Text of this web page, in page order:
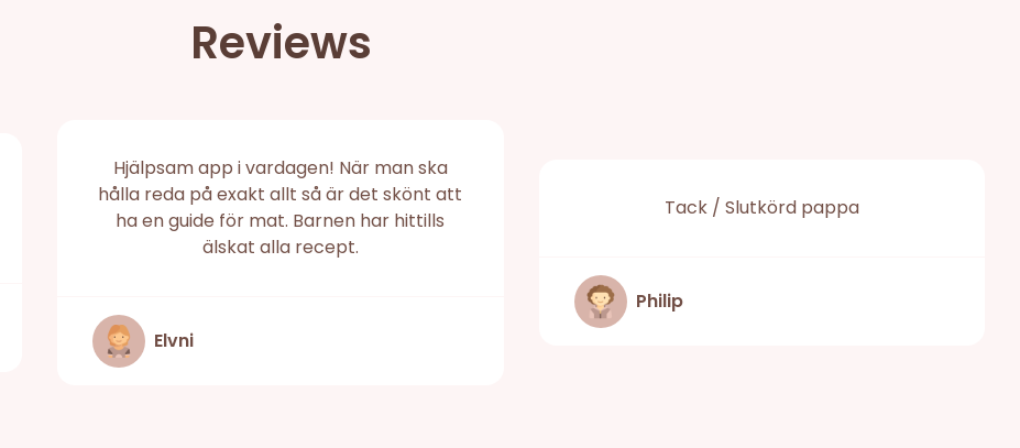
Reviews
Hjälpsam app i vardagen! När man ska
hålla reda på exakt allt så är det skönt att
ha en guide för mat. Barnen har hittills
älskat alla recept.
Elvni
Tack / Slutkörd pappa
Philip